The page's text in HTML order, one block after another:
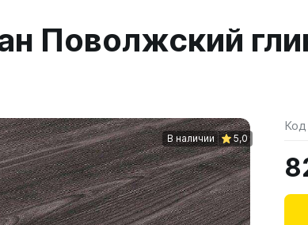
Поволжский
В наличии 5,0
Код